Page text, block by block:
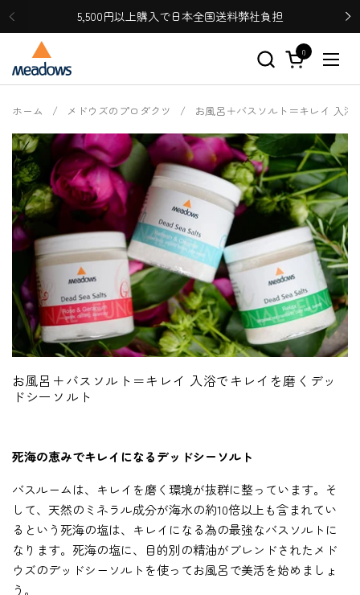
コンテンツへスキップ5,500円以上購入で日本全国送料弊社負担
カートを開く
0
メニ
ホーム / メドウズのプロダクツ / お風呂＋バスソルト＝キレイ 入
お風呂＋バスソルト＝キレイ 入浴でキレイを磨くデッ
ドシーソルト
死海の恵みでキレイになるデッドシーソルト
バスルームは、キレイを磨く環境が抜群に整っています。そ
して、天然のミネラル成分が海水の約10倍以上も含まれてい
るという死海の塩は、キレイになる為の最強なバスソルトに
なります。死海の塩に、目的別の精油がブレンドされたメド
ウズのデッドシーソルトを使ってお風呂で美活を始めましょ
う。